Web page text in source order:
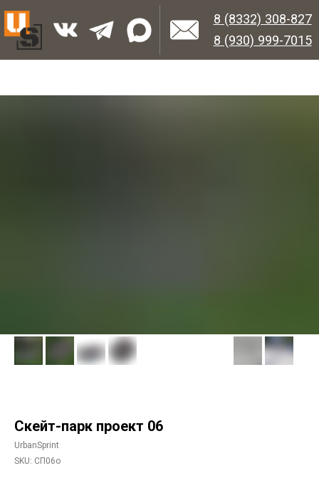
8 (8332) 308-827
8 (930) 999-7015
Скейт-парк проект 06
UrbanSprint
SKU: СП06о